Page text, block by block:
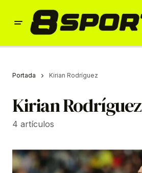
Portada Kirian Rodríguez
Kirian Rodríguez
4 artículos